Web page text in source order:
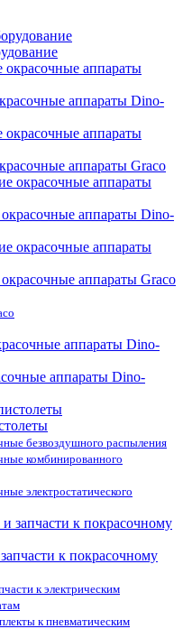
аппараты Dino-
аппараты Graco
аппараты Dino-
аппараты Graco
аппараты Dino-
безвоздушного распыления
комбинированного
электростатического
к покрасочному
к электрическим
к пневматическим